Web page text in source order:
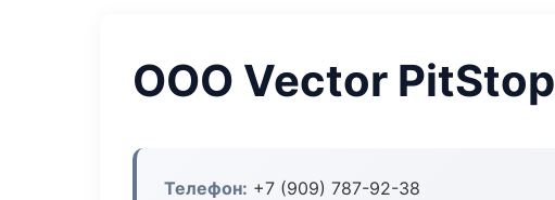
ООО Vector PitStop
Телефон: +7 (909) 787-92-38